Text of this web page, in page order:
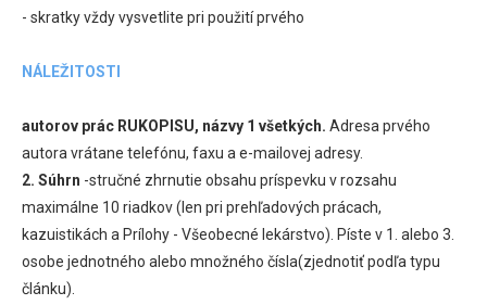
- skratky vždy vysvetlite pri použití prvého
NÁLEŽITOSTI
autorov prác RUKOPISU, názvy 1 všetkých. Adresa prvého
autora vrátane telefónu, faxu a e-mailovej adresy.
2. Súhrn -stručné zhrnutie obsahu príspevku v rozsahu
maximálne 10 riadkov (len pri prehľadových prácach,
kazuistikách a Prílohy - Všeobecné lekárstvo). Píste v 1. alebo 3.
osobe jednotného alebo množného čísla(zjednotiť podľa typu
článku).